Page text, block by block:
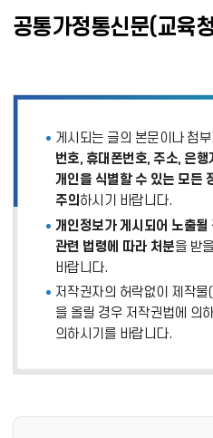
공통가정통신문(교육
게시되는 글의 본문이나 첨부
번호, 휴대폰번호, 주소, 은
개인을 식별할 수 있는 모든
주의 하시기 바랍니다.
개인정보가 게시되어 노출
관련 법령에 따라 처분을 받
바랍니다.
저작권자의 허락없이 제작
을 올릴 경우 저작권법에 의
의하시기를 바랍니다.